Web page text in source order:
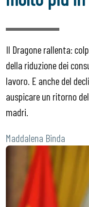
Il Dragone rallenta:
della riduzione dei
lavoro. E anche del
auspicare un ritorno
madri.
Maddalena Binda